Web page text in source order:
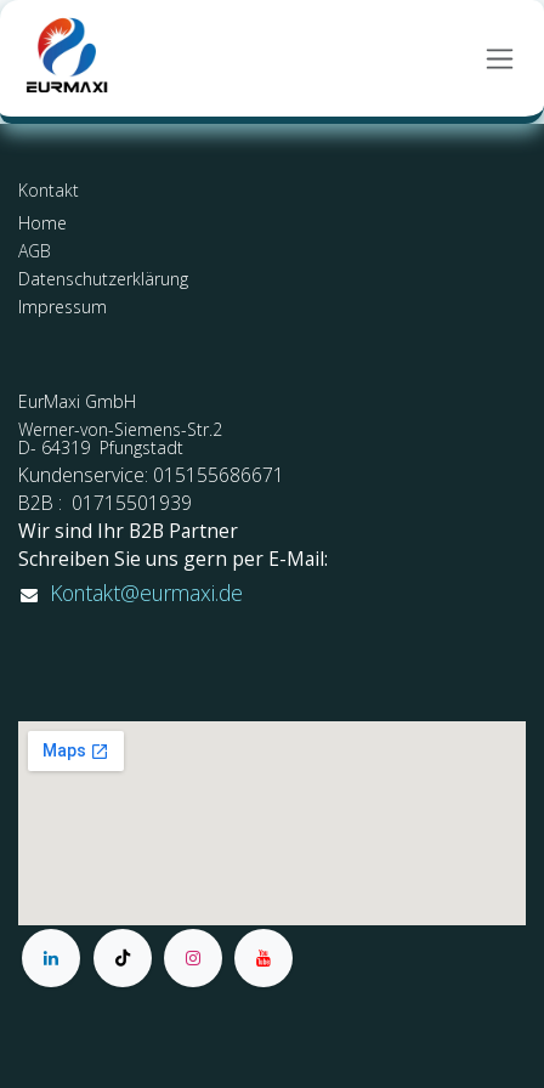
Zum Inhalt springen
Kontakt
Home
AGB
Datenschutzerklärung
Impressum
EurMaxi GmbH
Werner-von-Siemens-Str.2
D- 64319 Pfungstadt
Kundenservice: 015155686671
B2B : 01715501939
Wir sind Ihr B2B Partner
Schreiben Sie uns gern per E-Mail:
Kontakt@eurmaxi.de